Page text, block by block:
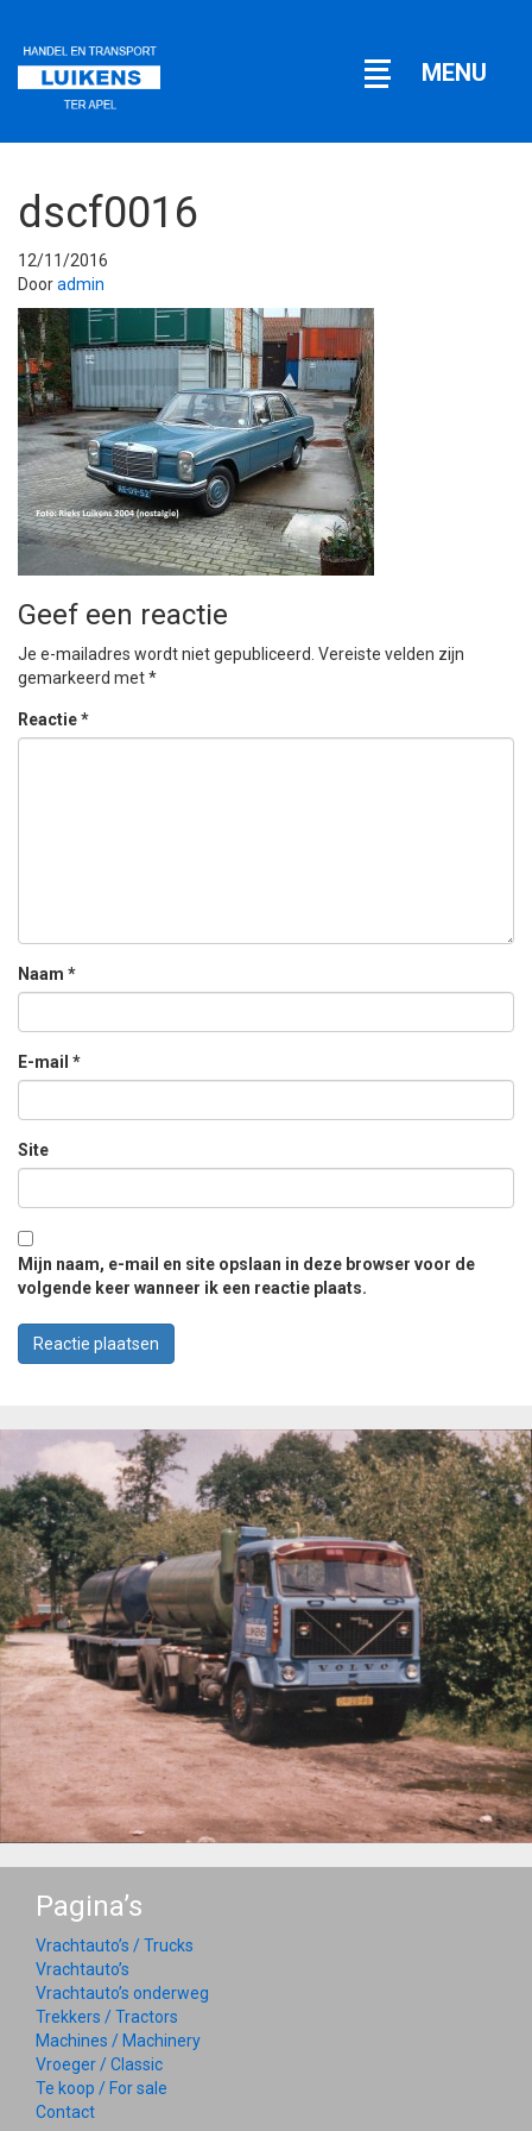
Open
MENU
dscf0016
12/11/2016
Dooradmin
Geef een reactie
Je e-mailadres wordt niet gepubliceerd. Vereiste velden zijn
gemarkeerd met*
Reactie*
Naam *
E-mail *
Site
Mijn naam, e-mail en site opslaan in deze browser voor de
volgende keer wanneer ik een reactie plaats.
Pagina’s
Vrachtauto’s / Trucks
Vrachtauto’s
Vrachtauto’s onderweg
Trekkers / Tractors
Machines / Machinery
Vroeger / Classic
Te koop / For sale
Contact